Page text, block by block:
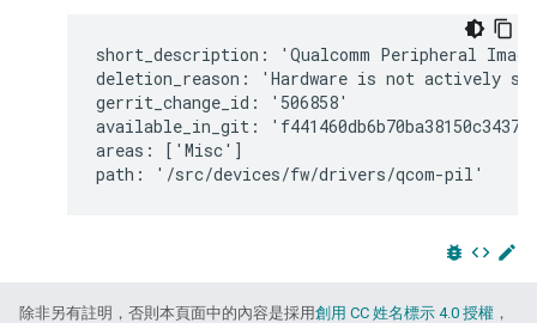
short_description: 'Qualcomm Peripheral
deletion_reason: 'Hardware is not actively
gerrit_change_id: '506858'
available_in_git:
areas: ['Misc']
bug_report code edit
除非另有註明，否則本頁面中的內容是採用創用 CC 姓名標示 4.0 授權 ，